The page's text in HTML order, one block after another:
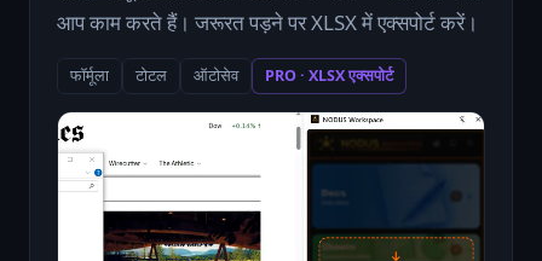
आप काम करते हैं। जरूरत पड़ने पर XLSX में एक्सपोर्ट करें।
फॉर्मूला टोटल ऑटोसेव PRO · XLSX एक्सपोर्ट